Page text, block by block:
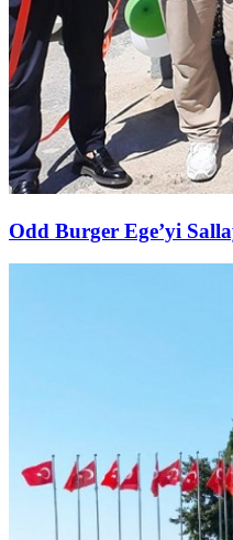
Odd Burger Ege’yi